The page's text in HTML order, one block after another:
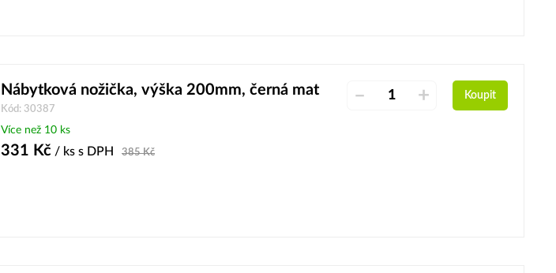
Nábytková nožička, výška 200mm, černá mat
Kód: 30387
Více než 10 ks
331 Kč / ks s DPH 385Kč
– + Koupit